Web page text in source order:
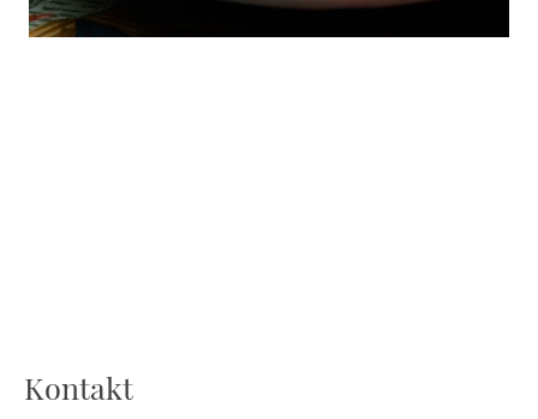
Kontakt